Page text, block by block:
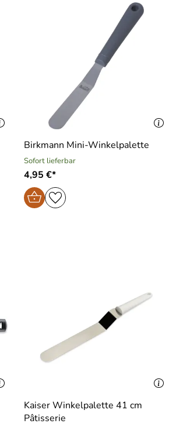
Birkmann Mini-Winkelpalette
Sofort lieferbar
4,95 €*
Kaiser Winkelpalette 41 cm
Pâtisserie